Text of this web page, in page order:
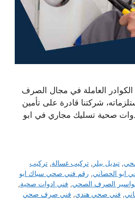
العاملة في مجال الصرف
شركتنا قادرة على تأمين
صحية تسليك مجاري في ابو
,تبديل بيلر ,تركيب غسالة,تركيب
ابو الحصاني, رقم فني صحي سباك ابو
الصرف الصحي, فني ادوات صحية,
, فني صحي هندي, فني صرف صحي